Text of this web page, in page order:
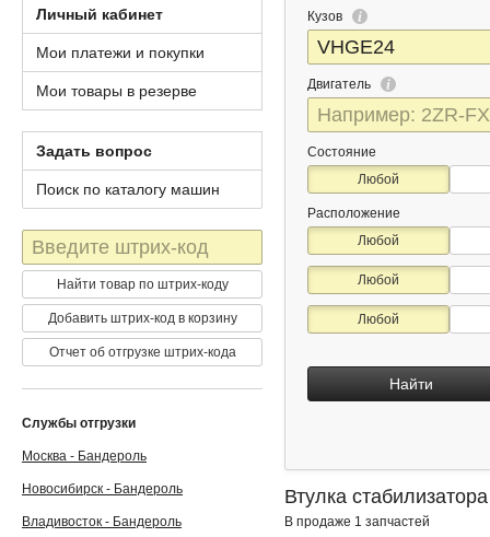
Кузов
Двигатель
Состояние
Любой
Расположение
Любой
Любой
Любой
Найти
Втулка
В продаже 1 запчастей
Личный кабинет
Мои платежи и покупки
Мои товары в резерве
Задать вопрос
Поиск по каталогу машин
Штрих-
код
Найти товар по штрих-коду
Добавить штрих-код в корзину
Отчет об отгрузке штрих-кода
Службы отгрузки
Москва - Бандероль
Новосибирск - Бандероль
Владивосток - Бандероль